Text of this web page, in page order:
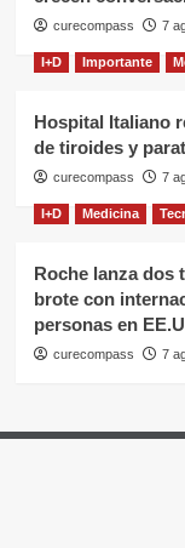
curecompass 7
I+D Importante
Hospital Italiano
de tiroides y
curecompass 7
I+D Medicina
Roche lanza dos
brote con
personas en
curecompass 7